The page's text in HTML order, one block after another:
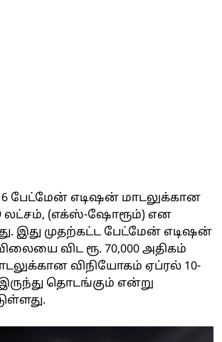
6 பேட்மேன் எடிஷன் மாடலுக்கான
லட்சம், (எக்ஸ்-ஷோரூம்) என
இது முதற்கட்ட பேட்மேன் எடிஷன்
விட ரூ. 70,000 அதிகம்
விநியோகம் ஏப்ரல் 10-
தொடங்கும் என்று